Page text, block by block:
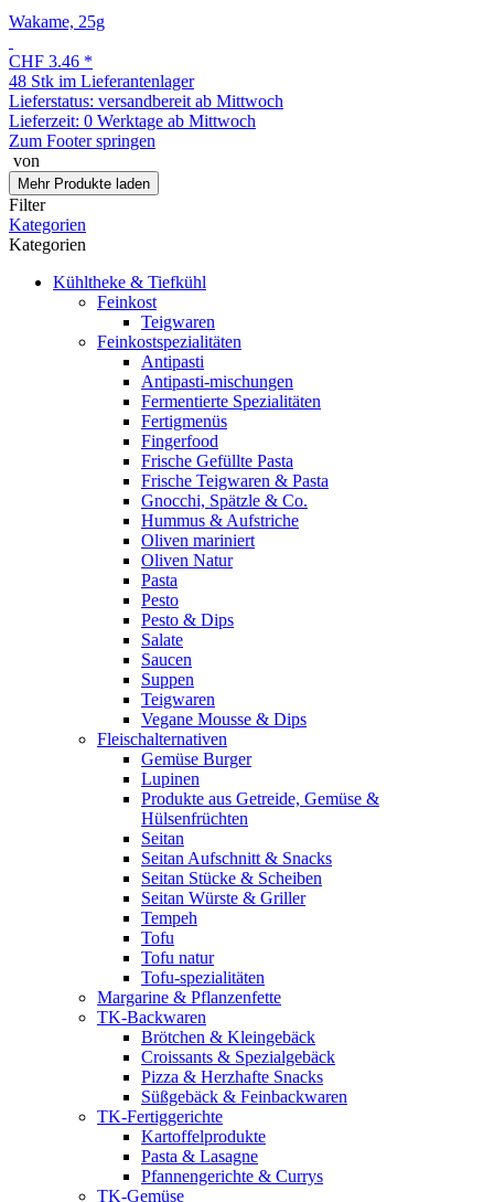
Wakame, 25g
CHF 3.46 *
48 Stk im Lieferantenlager
Lieferstatus: versandbereit ab Mittwoch
Lieferzeit: 0 Werktage ab Mittwoch
Zum Footer springen
von
Mehr Produkte laden
Filter
Kategorien
Kategorien
Kühltheke & Tiefkühl
Feinkost
Teigwaren
Feinkostspezialitäten
Antipasti
Antipasti-mischungen
Fermentierte Spezialitäten
Fertigmenüs
Fingerfood
Frische Gefüllte Pasta
Frische Teigwaren & Pasta
Gnocchi, Spätzle & Co.
Hummus & Aufstriche
Oliven mariniert
Oliven Natur
Pasta
Pesto
Pesto & Dips
Salate
Saucen
Suppen
Teigwaren
Vegane Mousse & Dips
Fleischalternativen
Gemüse Burger
Lupinen
Produkte aus Getreide, Gemüse &
Hülsenfrüchten
Seitan
Seitan Aufschnitt & Snacks
Seitan Stücke & Scheiben
Seitan Würste & Griller
Tempeh
Tofu
Tofu natur
Tofu-spezialitäten
Margarine & Pflanzenfette
TK-Backwaren
Brötchen & Kleingebäck
Croissants & Spezialgebäck
Pizza & Herzhafte Snacks
Süßgebäck & Feinbackwaren
TK-Fertiggerichte
Kartoffelprodukte
Pasta & Lasagne
Pfannengerichte & Currys
TK-Gemüse